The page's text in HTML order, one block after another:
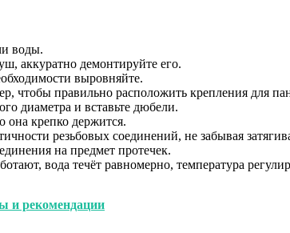
воды.
аккуратно демонтируйте его.
выровняйте.
чтобы правильно расположить крепления для
диаметра и вставьте дюбели.
она крепко держится.
резьбовых соединений, не забывая
на предмет протечек.
вода течёт равномерно, температура
и рекомендации